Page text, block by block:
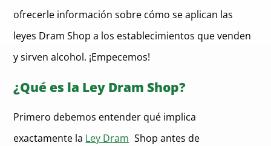
ofrecerle información sobre cómo se aplican las
leyes Dram Shop a los establecimientos que venden
y sirven alcohol. ¡Empecemos!
¿Qué es la Ley Dram Shop?
Primero debemos entender qué implica
exactamente la Ley Dram Shop antes de